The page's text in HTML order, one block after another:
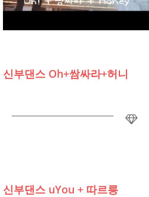
신부댄스 Oh+쌈싸라+허니
신부댄스 uYou + 따르릉